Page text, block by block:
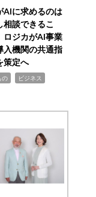
AIに求めるのは
相談できるこ
ジカがAI事業
入機関の共通指
策定へ
の ビジネス